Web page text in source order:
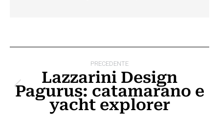
PRECEDENTE
Post
precedente:
Lazzarini Design
Pagurus: catamarano e
yacht explorer